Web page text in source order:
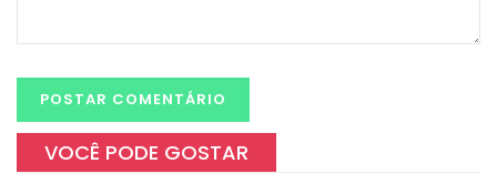
VOCÊ PODE GOSTAR